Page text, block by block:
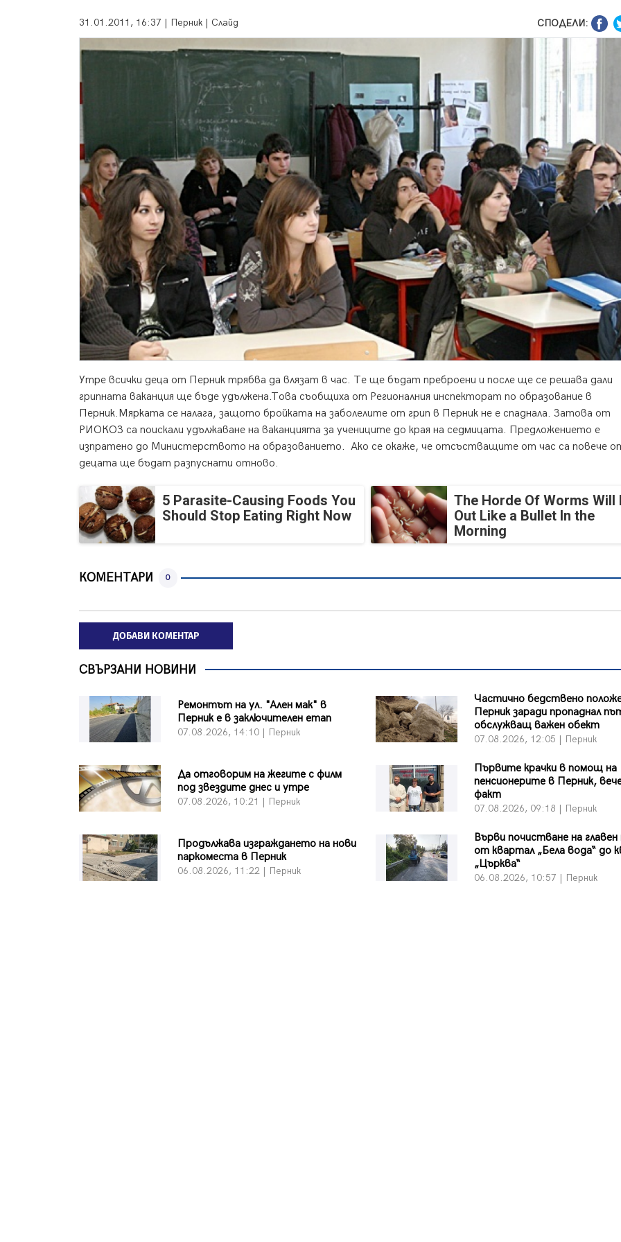
31.01.2011, 16:37 | Перник | Слайд СПОДЕЛИ:
Утре всички деца от Перник трябва да влязат в час. Те ще бъдат преброени и после ще се решава дали
грипната ваканция ще бъде удължена.Това съобщиха от Регионалния инспекторат по образование в
Перник.Мярката се налага, защото бройката на заболелите от грип в Перник не е спаднала. Затова от
РИОКОЗ са поискали удължаване на ваканцията за учениците до края на седмицата. Предложението е
изпратено до Министерството на образованието. Ако се окаже, че отсъстващите от час са повече
децата ще бъдат разпуснати отново.
5 Parasite-Causing Foods You
Should Stop Eating Right Now
The Horde Of Worms Will
Out Like a Bullet In the
Morning
КОМЕНТАРИ 0
ДОБАВИ КОМЕНТАР
СВЪРЗАНИ НОВИНИ
Ремонтът на ул. "Ален мак" в
Перник е в заключителен етап
07.08.2026, 14:10 | Перник
Частично бедствено
Перник заради пропаднал
обслужващ важен обект
07.08.2026, 12:05 | Перник
Да отговорим на жегите с филм
под звездите днес и утре
07.08.2026, 10:21 | Перник
Първите крачки в помощ на
пенсионерите в Перник,
факт
07.08.2026, 09:18 | Перник
Продължава изграждането на нови
паркоместа в Перник
06.08.2026, 11:22 | Перник
Върви почистване на
от квартал „Бела вода“ до
„Църква“
06.08.2026, 10:57 | Перник